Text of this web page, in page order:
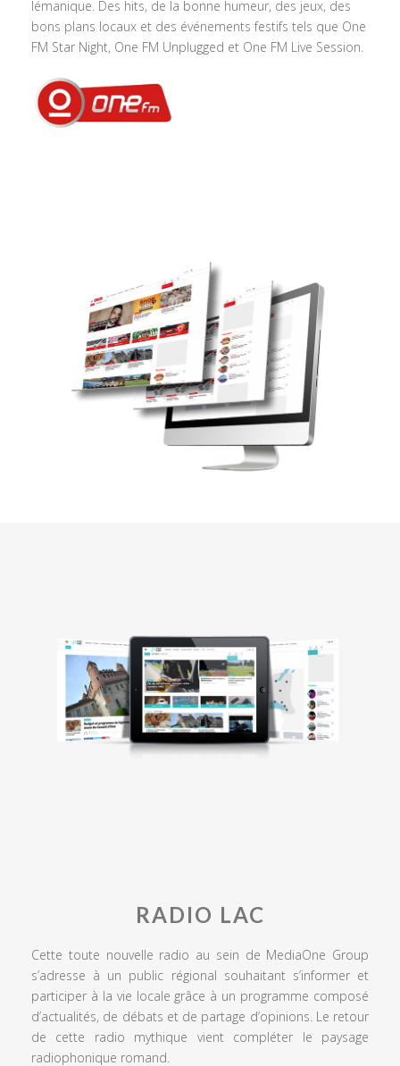
lémanique. Des hits, de la bonne humeur, des jeux, des
bons plans locaux et des événements festifs tels que One
FM Star Night, One FM Unplugged et One FM Live Session.
RADIO LAC
Cette toute nouvelle radio au sein de MediaOne Group
s’adresse à un public régional souhaitant s’informer et
participer à la vie locale grâce à un programme composé
d’actualités, de débats et de partage d’opinions. Le retour
de cette radio mythique vient compléter le paysage
radiophonique romand.